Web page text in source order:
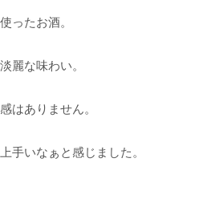
ったお酒。
麗な味わい。
はありません。
手いなぁと感じました。